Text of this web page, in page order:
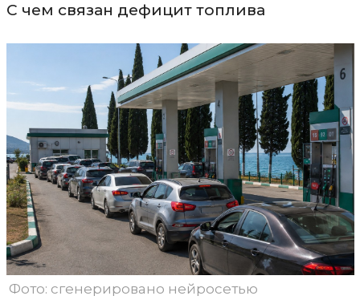
С чем связан дефицит топлива
Фото: сгенерировано нейросетью